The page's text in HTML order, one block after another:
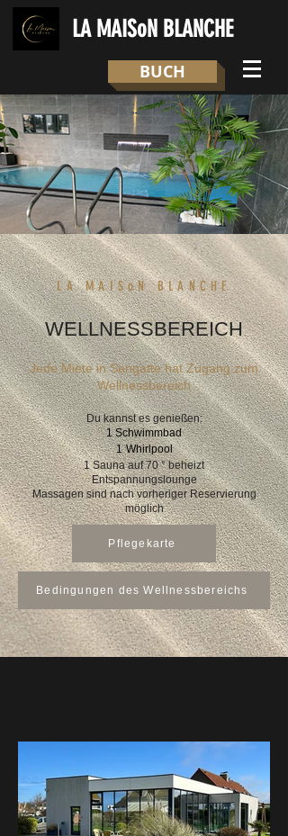
LA MAISoN BLANCHE
BUCH
LA MAISoN BLANCHE
WELLNESSBEREICH
Jede Miete in Sangatte hat Zugang zum
Wellnessbereich
Du kannst es genießen:
1 Schwimmbad
1 Whirlpool
1 Sauna auf 70°beheizt
Entspannungslounge
Massagen sind nach vorheriger Reservierung
möglich
Pflegekarte
Bedingungen des Wellnessbereichs